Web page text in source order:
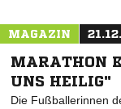
MAGAZIN
MARATHON
UNS HEILIG"
Die Fußballerinnen